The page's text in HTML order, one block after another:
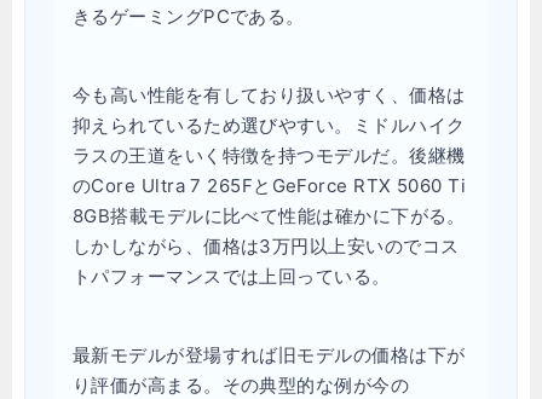
きるゲーミングPCである。
今も高い性能を有しており扱いやすく、価格は
抑えられているため選びやすい。ミドルハイク
ラスの王道をいく特徴を持つモデルだ。後継機
のCore Ultra 7 265FとGeForce RTX 5060 Ti
8GB搭載モデルに比べて性能は確かに下がる。
しかしながら、価格は3万円以上安いのでコス
トパフォーマンスでは上回っている。
最新モデルが登場すれば旧モデルの価格は下が
り評価が高まる。その典型的な例が今の